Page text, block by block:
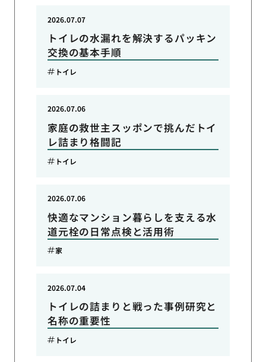
トイレの水漏れを解決するパッキン
交換の基本手順
2026.07.07
トイレ
家庭の救世主スッポンで挑んだトイ
レ詰まり格闘記
2026.07.06
トイレ
快適なマンション暮らしを支える水
道元栓の日常点検と活用術
2026.07.06
家
トイレの詰まりと戦った事例研究と
名称の重要性
2026.07.04
トイレ